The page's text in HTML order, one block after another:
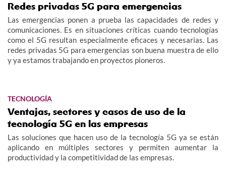
Redes privadas 5G para emergencias
Las emergencias ponen a prueba las capacidades de redes y
comunicaciones. Es en situaciones críticas cuando tecnologías
como el 5G resultan especialmente eficaces y necesarias. Las
redes privadas 5G para emergencias son buena muestra de ello
y ya estamos trabajando en proyectos pioneros.
TECNOLOGÍA
Ventajas, sectores y casos de uso de la
tecnología 5G en las empresas
Las soluciones que hacen uso de la tecnología 5G ya se están
aplicando en múltiples sectores y permiten aumentar la
productividad y la competitividad de las empresas.